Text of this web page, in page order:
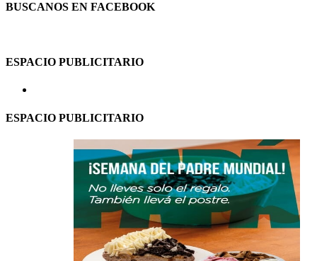
BUSCANOS EN FACEBOOK
ESPACIO PUBLICITARIO
ESPACIO PUBLICITARIO